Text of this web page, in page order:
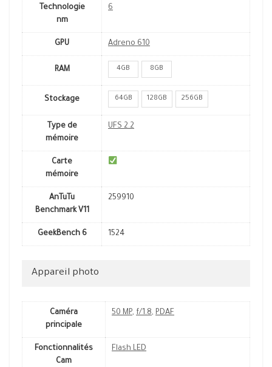
Technologie
nm
6
GPU Adreno 610
RAM 4GB 8GB
Stockage 64GB 128GB 256GB
Type de
mémoire
UFS 2.2
Carte
mémoire
AnTuTu
Benchmark V11
259910
GeekBench 6 1524
Appareil photo
Caméra
principale
50 MP, f/1.8, PDAF
Fonctionnalités
Cam
Flash LED